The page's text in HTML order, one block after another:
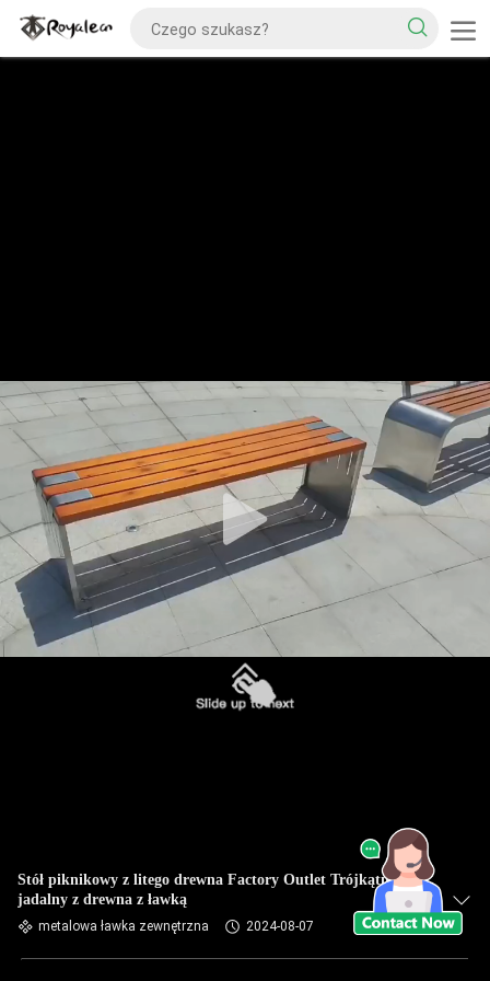
Stół piknikowy z litego drewna Factory Outlet Trójkątny stół
jadalny z drewna z ławką
metalowa ławka zewnętrzna 2024-08-07